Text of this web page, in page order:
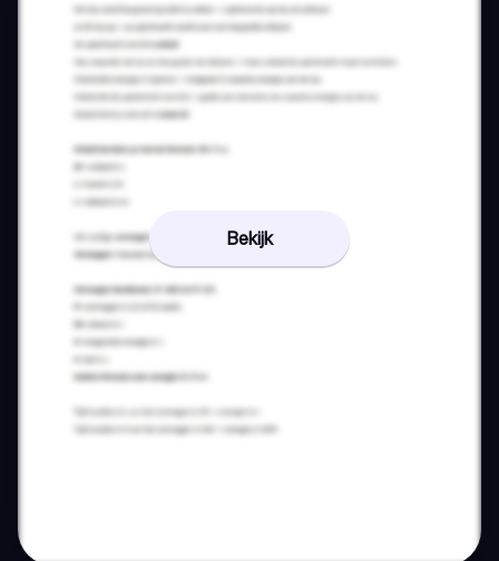
Bekijk